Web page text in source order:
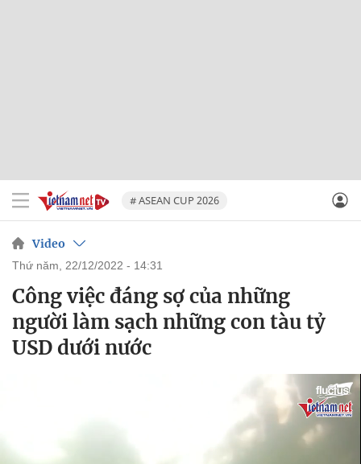
# ASEAN CUP 2026
Video
thứ năm, 22/12/2022 - 14:31
Công việc đáng sợ của những
người làm sạch những con tàu tỷ
USD dưới nước